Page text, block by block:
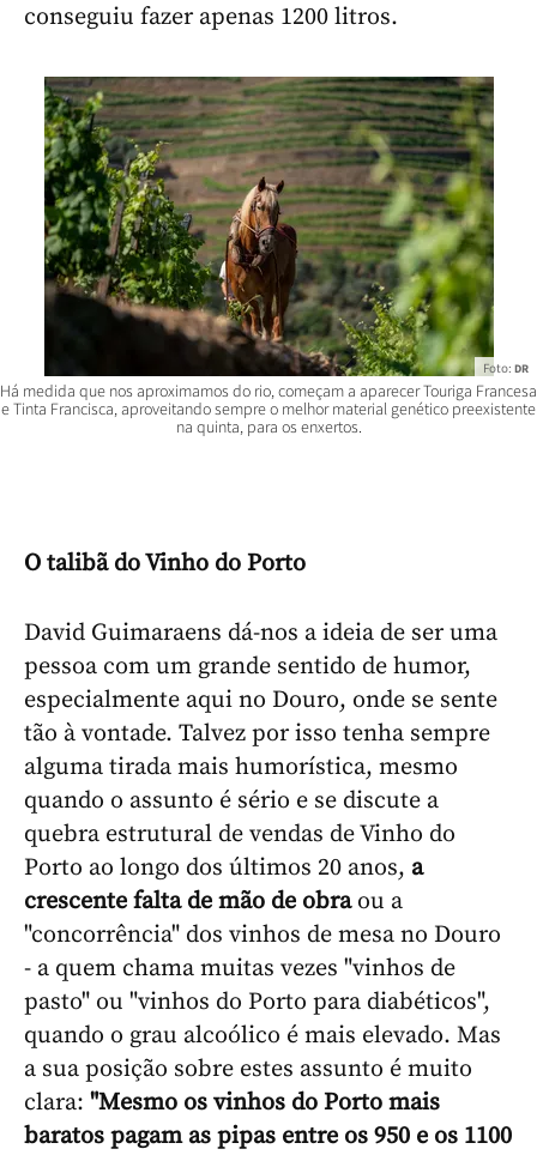
conseguiu fazer apenas 1200 litros.
Há medida que nos aproximamos do rio, começam a aparecer Touriga Francesa
e Tinta Francisca, aproveitando sempre o melhor material genético preexistente
na quinta, para os enxertos.
Foto: DR
O talibã do Vinho do Porto
David Guimaraens dá-nos a ideia de ser uma
pessoa com um grande sentido de humor,
especialmente aqui no Douro, onde se sente
tão à vontade. Talvez por isso tenha sempre
alguma tirada mais humorística, mesmo
quando o assunto é sério e se discute a
quebra estrutural de vendas de Vinho do
Porto ao longo dos últimos 20 anos, a
crescente falta de mão de obraou a
"concorrência" dos vinhos de mesa no Douro
- a quem chama muitas vezes "vinhos de
pasto" ou "vinhos do Porto para diabéticos",
quando o grau alcoólico é mais elevado. Mas
a sua posição sobre estes assunto é muito
clara: "Mesmo os vinhos do Porto mais
baratos pagam as pipas entre os 950 e os 1100